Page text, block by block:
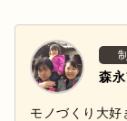
森
モノづくり大